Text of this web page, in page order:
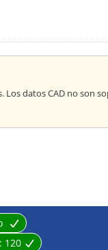
Los datos CAD no son
120